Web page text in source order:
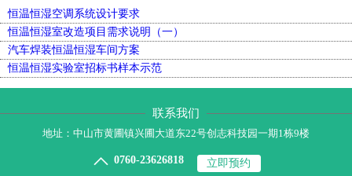
恒温恒湿空调系统设计要求
恒温恒湿室改造项目需求说明（一）
汽车焊装恒温恒湿车间方案
恒温恒湿实验室招标书样本示范
联系我们
地址：中山市黄圃镇兴圃大道东22号创志科技园一期1栋9楼
 0760-23626818 立即预约